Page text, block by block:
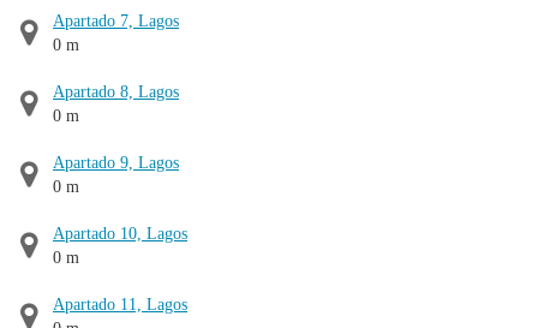
Apartado 7, Lagos
0 m
Apartado 8, Lagos
0 m
Apartado 9, Lagos
0 m
Apartado 10, Lagos
0 m
Apartado 11, Lagos